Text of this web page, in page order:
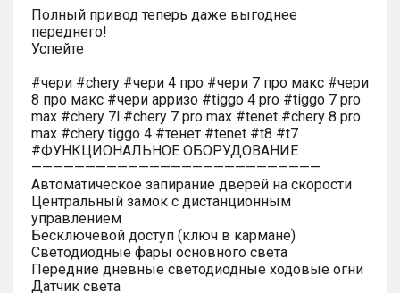
Полный привод теперь даже выгоднее
переднего!
Успейте
#чери #chery #чери 4 про #чери 7 про макс #чери
8 про макс #чери арризо #tiggo 4 pro #tiggo 7 pro
max #chery 7l #chery 7 pro max #tenet #chery 8 pro
max #chery tiggo 4 #тенет #tenet #t8 #t7
#ФУНКЦИОНАЛЬНОЕ ОБОРУДОВАНИЕ
———————————————————————————
Автоматическое запирание дверей на скорости
Центральный замок с дистанционным
управлением
Бесключевой доступ (ключ в кармане)
Светодиодные фары основного света
Передние дневные светодиодные ходовые огни
Датчик света